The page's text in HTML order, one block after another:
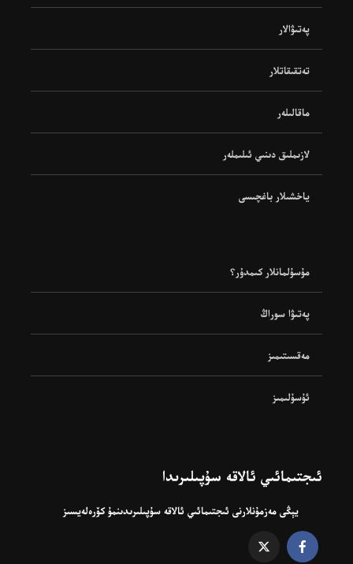
پەتىۋالار
تەتقىقاتلار
ماقالىلەر
لازىملىق دىنىي ئىلىملەر
ياخشىلار باغچىسى
مۇسۇلمانلار كىمدۇر؟
پەتىۋا سوراڭ
مەقسىتىمىز
ئۇسۇلىمىز
ئىجتىمائىي ئالاقە سۇپىلىرىدا
يېڭى مەزمۇنلارنى ئىجتىمائىي ئالاقە سۇپىلىرىدىنمۇ كۆرەلەيسىز